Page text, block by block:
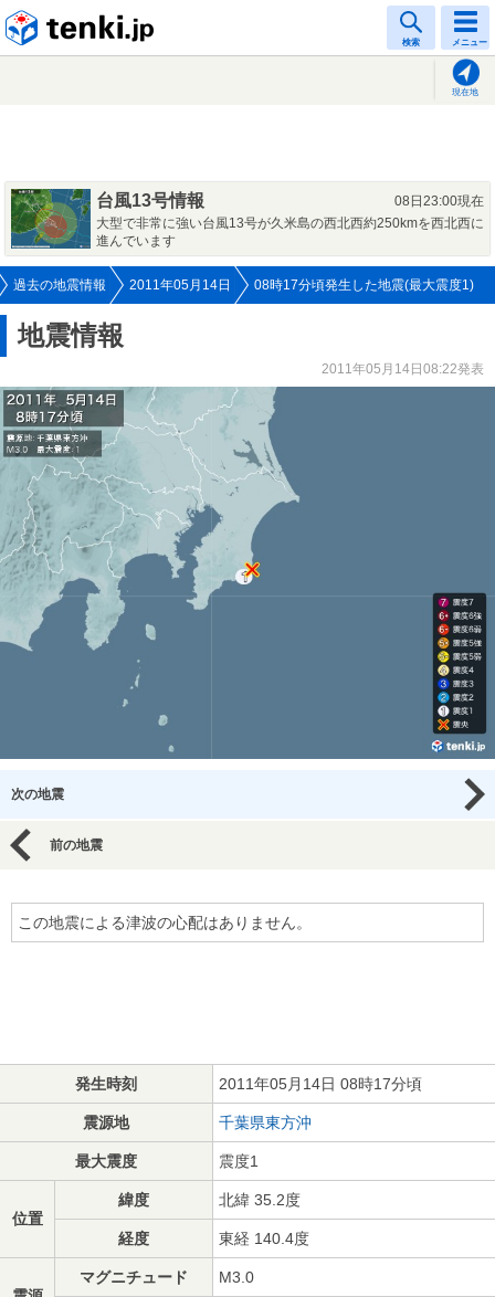
検索 メニュー
現在地
台風13号情報
08日23:00現在
大型で非常に強い台風13号が久米島の西北西約250kmを西北西に
進んでいます
過去の地震情報 2011年05月14日 08時17分頃発生した地震(最大震度1)
地震情報
2011年05月14日08:22発表
次の地震
前の地震
この地震による津波の心配はありません。
発生時刻 2011年05月14日 08時17分頃
震源地 千葉県東方沖
最大震度 震度1
位置
緯度 北緯 35.2度
経度 東経 140.4度
マグニチュード M3.0